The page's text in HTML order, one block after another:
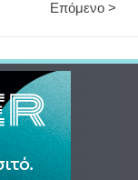
Επόμενο >